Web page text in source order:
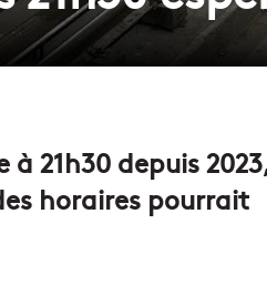
21h30 depuis
horaires pourrait